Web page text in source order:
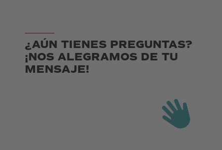
¿AÚN TIENES PREGUNTAS?
¡NOS ALEGRAMOS DE TU
MENSAJE!